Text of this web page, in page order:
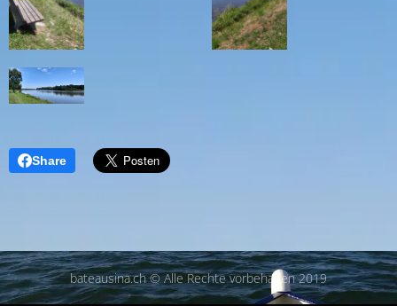
Share
bateausina.ch © Alle Rechte vorbehalten 2019